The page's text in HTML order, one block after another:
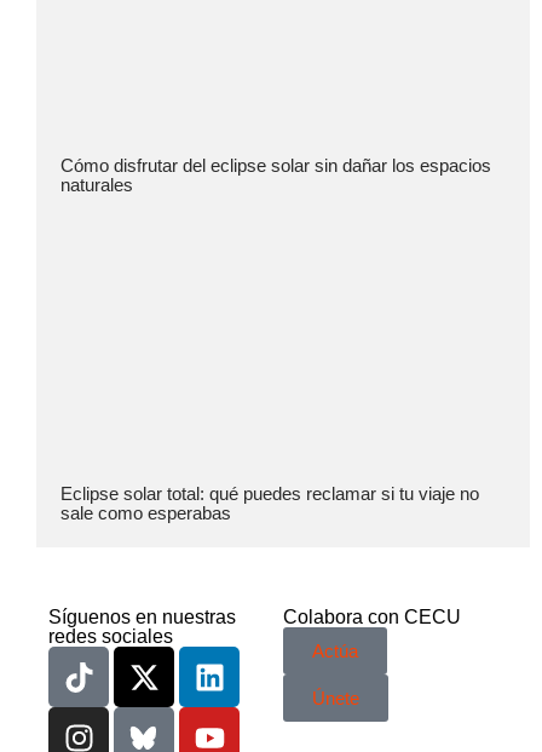
Cómo disfrutar del eclipse solar sin dañar los espacios
naturales
Eclipse solar total: qué puedes reclamar si tu viaje no
sale como esperabas
Síguenos en nuestras
redes sociales
Colabora con CECU
Actúa
Únete